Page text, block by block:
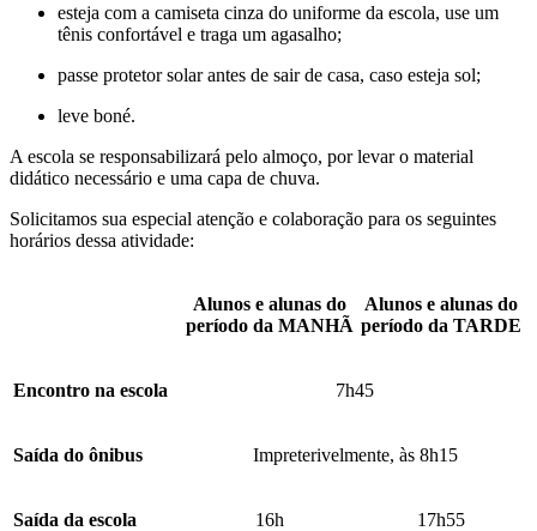
esteja com a camiseta cinza do uniforme da escola, use um
tênis confortável e traga um agasalho;
passe protetor solar antes de sair de casa, caso esteja sol;
leve boné.
A escola se responsabilizará pelo almoço, por levar o material
didático necessário e uma capa de chuva.
Solicitamos sua especial atenção e colaboração para os seguintes
horários dessa atividade:
Alunos e alunas do
período da MANHÃ
Alunos e alunas do
período da TARDE
Encontro na escola 7h45
Saída do ônibus Impreterivelmente, às 8h15
Saída da escola 16h 17h55